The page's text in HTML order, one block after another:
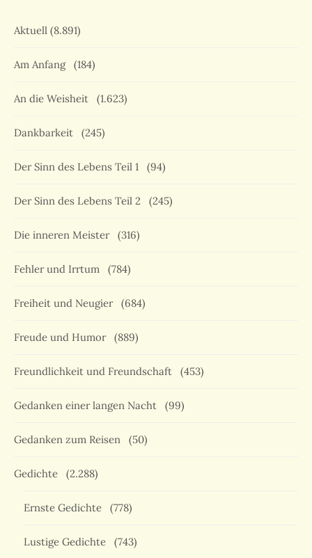
Aktuell (8.891)
Am Anfang (184)
An die Weisheit (1.623)
Dankbarkeit (245)
Der Sinn des Lebens Teil 1 (94)
Der Sinn des Lebens Teil 2 (245)
Die inneren Meister (316)
Fehler und Irrtum (784)
Freiheit und Neugier (684)
Freude und Humor (889)
Freundlichkeit und Freundschaft (453)
Gedanken einer langen Nacht (99)
Gedanken zum Reisen (50)
Gedichte (2.288)
Ernste Gedichte (778)
Lustige Gedichte (743)